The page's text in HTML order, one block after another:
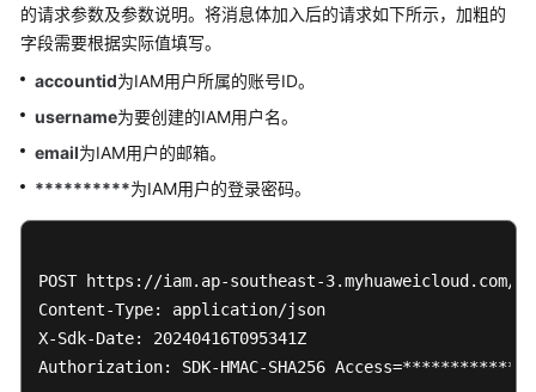
的请求参数及参数说明。将消息体加入后的请求如下所示，加粗的
字段需要根据实际值填写。
accountid为IAM用户所属的账号ID。
username为要创建的IAM用户名。
email为IAM用户的邮箱。
**********为IAM用户的登录密码。
POST https://iam.ap-southeast-3.myhuaweicloud.com/
Content-Type: application/json
X-Sdk-Date: 20240416T095341Z
Authorization: SDK-HMAC-SHA256